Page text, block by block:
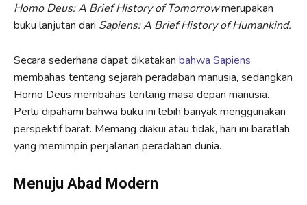
Homo Deus:A Brief History of Tomorrowmerupakan
buku lanjutan dari Sapiens: A Brief History of Humankind.
Secara sederhana dapat dikatakan bahwa Sapiens
membahas tentang sejarah peradaban manusia, sedangkan
Homo Deus membahas tentang masa depan manusia.
Perlu dipahami bahwa buku ini lebih banyak menggunakan
perspektif barat. Memang diakui atau tidak, hari ini baratlah
yang memimpin perjalanan peradaban dunia.
Menuju Abad Modern